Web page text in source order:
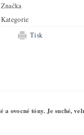
Značka
Kategorie
Tisk
ovocné tóny. Je suché,